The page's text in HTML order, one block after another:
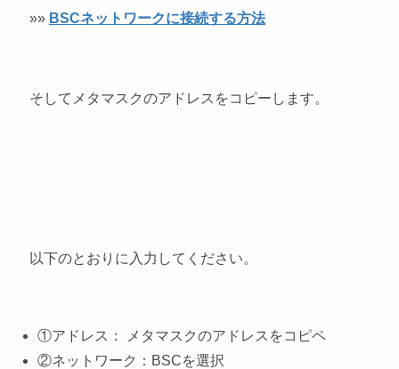
»» BSCネットワークに接続する方法
そしてメタマスクのアドレスをコピーします。
以下のとおりに入力してください。
①アドレス： メタマスクのアドレスをコピペ
②ネットワーク：BSCを選択